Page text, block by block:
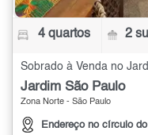
4 quartos 2
Sobrado à Venda no
Jardim São Paulo
Zona Norte - São Paulo
Endereço no círculo